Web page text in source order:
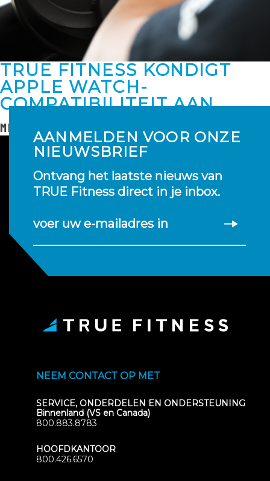
TRUE FITNESS KONDIGT
APPLE WATCH-
COMPATIBILITEIT AAN
MEER LEZEN
AANMELDEN VOOR ONZE
NIEUWSBRIEF
Ontvang het laatste nieuws van
TRUE Fitness direct in je inbox.
voer uw e-mailadres in
NEEM CONTACT OP MET
SERVICE, ONDERDELEN EN ONDERSTEUNING
Binnenland (VS en Canada)
800.883.8783
HOOFDKANTOOR
800.426.6570